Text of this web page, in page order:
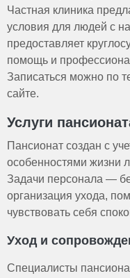
Частная клиника
условия для людей с
предоставляет
помощь и
Записаться можно по
сайте.
Услуги
Пансионат создан с
особенностями жизни
Задачи персонала —
организация ухода,
чувствовать себя
Уход и
Специалисты